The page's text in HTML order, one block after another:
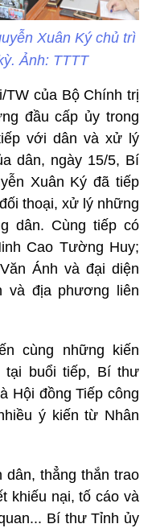
Xuân Ký chủ trì
Ảnh: TTTT
của Bộ Chính trị
đầu cấp ủy trong
với dân và xử lý
dân, ngày 15/5, Bí
Xuân Ký đã tiếp
thoại, xử lý những
dân. Cùng tiếp có
Cao Tường Huy;
Ánh và đại diện
và địa phương liên
cùng những kiến
tại buổi tiếp, Bí thư
Hội đồng Tiếp công
ý kiến từ Nhân
dân, thẳng thắn trao
khiếu nại, tố cáo và
Bí thư Tỉnh ủy